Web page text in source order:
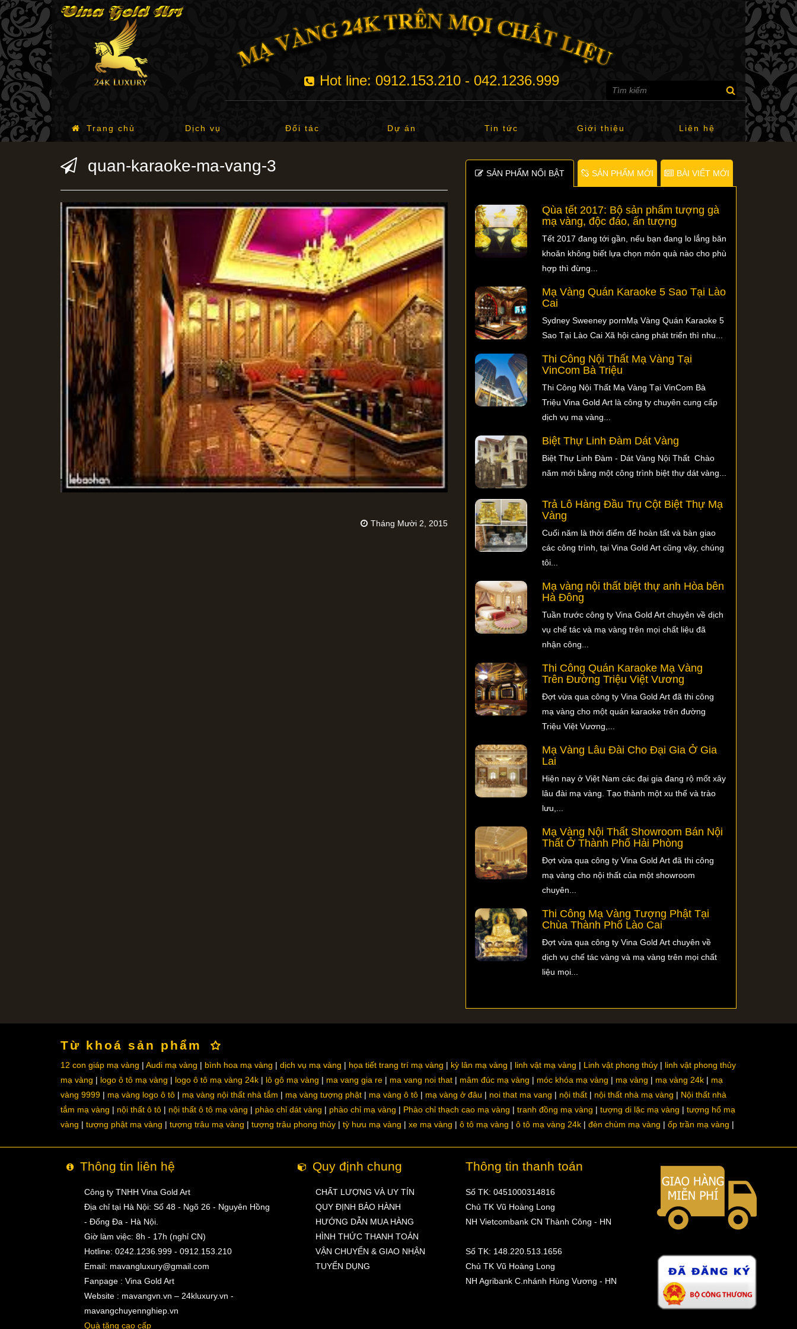
Hot line: 0912.153.210 - 042.1236.999
Trang chủ Dịch vụ Đối tác Dự án Tin tức Giới thiệu Liên hệ
quan-karaoke-ma-vang-3
Tháng Mười 2, 2015
SẢN PHẨM NỐI BẬT SẢN PHẨM MỚI BÀI VIẾT MỚI
Qùa tết 2017: Bộ sản phẩm tượng gà
mạ vàng, độc đáo, ấn tượng
Tết 2017 đang tới gần, nếu bạn đang lo lắng băn
khoăn không biết lựa chọn món quà nào cho phù
hợp thì đừng...
Mạ Vàng Quán Karaoke 5 Sao Tại Lào
Cai
Sydney Sweeney pornMạ Vàng Quán Karaoke 5
Sao Tại Lào Cai Xã hội càng phát triển thì nhu...
Thi Công Nội Thất Mạ Vàng Tại
VinCom Bà Triệu
Thi Công Nội Thất Mạ Vàng Tại VinCom Bà
Triệu Vina Gold Art là công ty chuyên cung cấp
dịch vụ mạ vàng...
Biệt Thự Linh Đàm Dát Vàng
Biệt Thự Linh Đàm - Dát Vàng Nội Thất Chào
năm mới bằng một công trình biệt thự dát vàng...
Trả Lô Hàng Đầu Trụ Cột Biệt Thự Mạ
Vàng
Cuối năm là thời điểm để hoàn tất và bàn giao
các công trình, tại Vina Gold Art cũng vậy, chúng
tôi...
Mạ vàng nội thất biệt thự anh Hòa bên
Hà Đông
Tuần trước công ty Vina Gold Art chuyên về dịch
vụ chế tác và mạ vàng trên mọi chất liệu đã
nhận công...
Thi Công Quán Karaoke Mạ Vàng
Trên Đường Triệu Việt Vương
Đợt vừa qua công ty Vina Gold Art đã thi công
mạ vàng cho một quán karaoke trên đường
Triệu Việt Vương,...
Mạ Vàng Lâu Đài Cho Đại Gia Ở Gia
Lai
Hiện nay ở Việt Nam các đại gia đang rộ mốt xây
lâu đài mạ vàng. Tạo thành một xu thế và trào
lưu,...
Mạ Vàng Nội Thất Showroom Bán Nội
Thất Ở Thành Phố Hải Phòng
Đợt vừa qua công ty Vina Gold Art đã thi công
mạ vàng cho nội thất của một showroom
chuyên...
Thi Công Mạ Vàng Tượng Phật Tại
Chùa Thành Phố Lào Cai
Đợt vừa qua công ty Vina Gold Art chuyên về
dịch vụ chế tác vàng và mạ vàng trên mọi chất
liệu mọi...
Từ khoá sản phẩm
12 con giáp mạ vàng Audi mạ vàng bình hoa mạ vàng dịch vụ mạ vàng họa tiết trang trí mạ vàng kỳ lân mạ vàng linh vật mạ vàng Linh vật phong thủy
linh vật phong thủy
mạ vàng
logo ô tô mạ vàng logo ô tô mạ vàng 24k lô gô mạ vàng ma vang gia re ma vang noi that mâm đúc mạ vàng móc khóa mạ vàng mạ vàng mạ vàng 24k
mạ
vàng 9999
mạ vàng logo ô tô mạ vàng nội thất nhà tắm mạ vàng tượng phật mạ vàng ô tô mạ vàng ở đâu noi that ma vang nội thất nội thất nhà mạ vàng
Nội thất nhà
tắm mạ vàng
nội thất ô tô nội thất ô tô mạ vàng phào chỉ dát vàng phào chỉ mạ vàng Phào chỉ thạch cao mạ vàng tranh đồng mạ vàng tượng di lặc mạ vàng
tượng hổ mạ
vàng
tượng phật mạ vàng tượng trâu mạ vàng tượng trâu phong thủy tỳ hưu mạ vàng xe mạ vàng ô tô mạ vàng ô tô mạ vàng 24k đèn chùm mạ vàng ốp trần mạ vàng
Thông tin liên hệ
Công ty TNHH Vina Gold Art
Địa chỉ tại Hà Nội: Số 48 - Ngõ 26 - Nguyên Hồng
- Đống Đa - Hà Nội.
Giờ làm việc: 8h - 17h (nghỉ CN)
Hotline: 0242.1236.999 - 0912.153.210
Email: mavangluxury@gmail.com
Fanpage : Vina Gold Art
Website : mavangvn.vn – 24kluxury.vn -
mavangchuyennghiep.vn
Quà tặng cao cấp
Quy định chung
CHẤT LƯỢNG VÀ UY TÍN
QUY ĐỊNH BẢO HÀNH
HƯỚNG DẪN MUA HÀNG
HÌNH THỨC THANH TOÁN
VẬN CHUYỂN & GIAO NHẬN
TUYỂN DỤNG
Thông tin thanh toán
Số TK: 0451000314816
Chủ TK Vũ Hoàng Long
NH Vietcombank CN Thành Công - HN
Số TK: 148.220.513.1656
Chủ TK Vũ Hoàng Long
NH Agribank C.nhánh Hùng Vương - HN